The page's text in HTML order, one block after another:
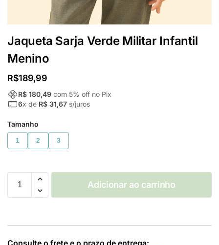
Jaqueta Sarja Verde Militar Infantil
Menino
R$189,99
R$ 180,49 com 5% off no Pix
6x de R$ 31,67 s/juros
Tamanho
1 2 3
Adicionar ao carrinho